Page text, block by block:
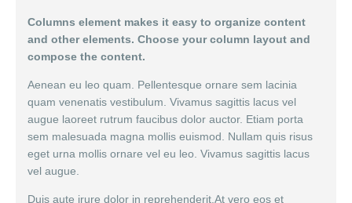
Columns element makes it easy to organize content
and other elements. Choose your column layout and
compose the content.
Aenean eu leo quam. Pellentesque ornare sem lacinia
quam venenatis vestibulum. Vivamus sagittis lacus vel
augue laoreet rutrum faucibus dolor auctor. Etiam porta
sem malesuada magna mollis euismod. Nullam quis risus
eget urna mollis ornare vel eu leo. Vivamus sagittis lacus
vel augue.
Duis aute irure dolor in reprehenderit.At vero eos et